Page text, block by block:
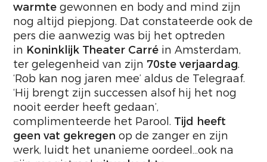
warmte gewonnen en body and mind zijn
nog altijd piepjong. Dat constateerde ook de
pers die aanwezig was bij het optreden
in Koninklijk Theater Carré in Amsterdam,
ter gelegenheid van zijn 70ste verjaardag.
‘Rob kan nog jaren mee’ aldus de Telegraaf.
‘Hij brengt zijn successen alsof hij het nog
nooit eerder heeft gedaan’,
complimenteerde het Parool. Tijd heeft
geen vat gekregen op de zanger en zijn
werk, luidt het unanieme oordeel…ook na